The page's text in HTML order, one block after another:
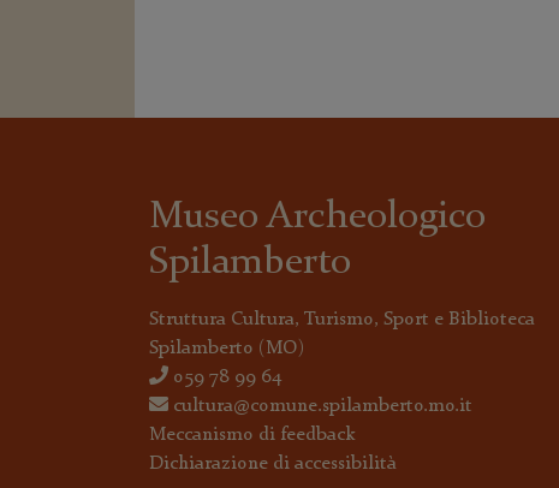
Museo Archeologico
Spilamberto
Struttura Cultura, Turismo, Sport e Biblioteca
Spilamberto (MO)
059 78 99 64
cultura@comune.spilamberto.mo.it
Meccanismo di feedback
Dichiarazione di accessibilità